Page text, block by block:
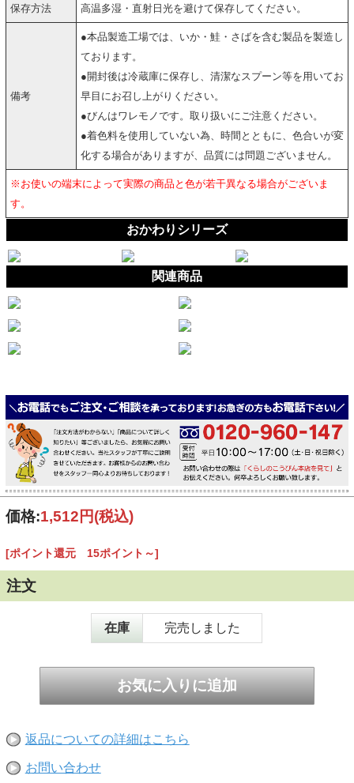
保存方法 高温多湿・直射日光を避けて保存してください。
備考
●本品製造工場では、いか・鮭・さばを含む製品を製造し
ております。
●開封後は冷蔵庫に保存し、清潔なスプーン等を用いてお
早目にお召し上がりください。
●びんはワレモノです。取り扱いにご注意ください。
●着色料を使用していない為、時間とともに、色合いが変
化する場合がありますが、品質には問題ございません。
※お使いの端末によって実際の商品と色が若干異なる場合がございま
す。
おかわりシリーズ
関連商品
価格:1,512円(税込)
[ポイント還元 15ポイント～]
注文
在庫 完売しました
返品についての詳細はこちら
お問い合わせ